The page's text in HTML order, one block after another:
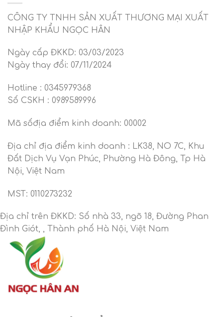
CÔNG TY TNHH SẢN XUẤT THƯƠNG MẠI XUẤT
NHẬP KHẨU NGỌC HÂN
Ngày cấp ĐKKD: 03/03/2023
Ngày thay đổi: 07/11/2024
Hotline : 0345979368
Số CSKH : 0989589996
Mã sốđịa điểm kinh doanh: 00002
Địa chỉ địa điểm kinh doanh : LK38, NO 7C, Khu
Đất Dịch Vụ Vạn Phúc, Phường Hà Đông, Tp Hà
Nội, Việt Nam
MST: 0110273232
Địa chỉ trên ĐKKD: Số nhà 33, ngõ 18, Đường Phan
Đình Giót, , Thành phố Hà Nội, Việt Nam